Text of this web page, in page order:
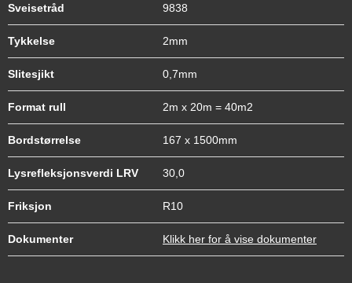
Sveisetråd 9838
Tykkelse 2mm
Slitesjikt 0,7mm
Format rull 2m x 20m = 40m2
Bordstørrelse 167 x 1500mm
Lysrefleksjonsverdi LRV 30,0
Friksjon R10
Dokumenter Klikk her for å vise dokumenter